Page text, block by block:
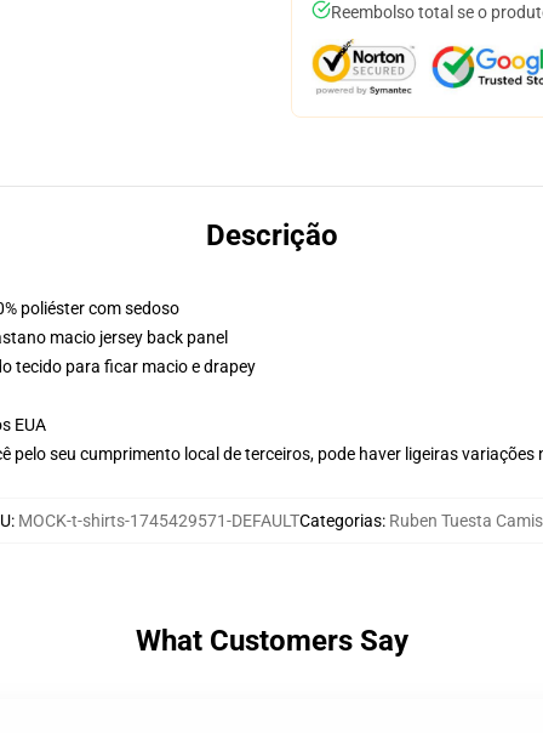
Reembolso total se o
Descrição
poliéster com sedoso
macio jersey back panel
tecido para ficar macio e drapey
EUA
pelo seu cumprimento local de terceiros, pode haver ligeiras
: MOCK-t-shirts-1745429571-DEFAULTCategorias: Ruben Tuesta
What Customers Say